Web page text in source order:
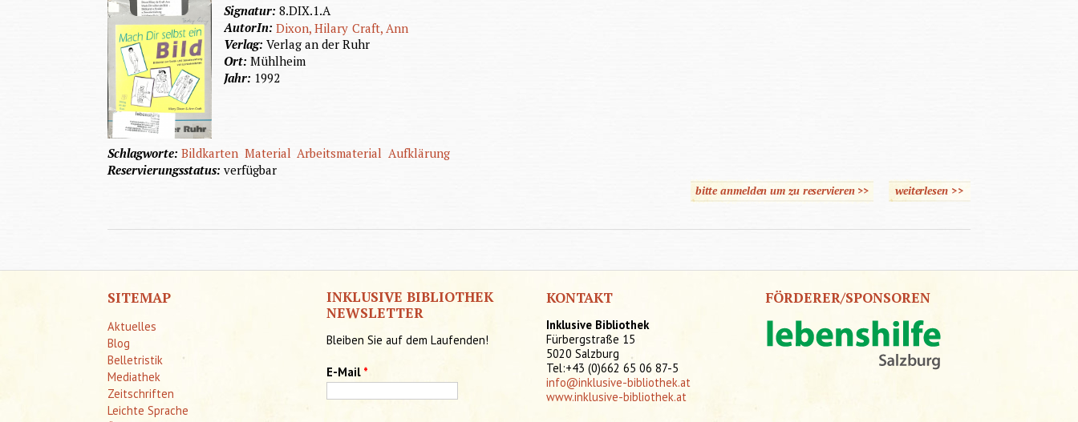
Signatur:8.DIX.1.A
AutorIn:Dixon, Hilary Craft, Ann
Verlag:Verlag an der Ruhr
Ort:Mühlheim
Jahr: 1992
Schlagworte:Bildkarten Material Arbeitsmaterial Aufklärung
Reservierungsstatus:verfügbar
bitte anmelden um zu reservieren >> weiterlesen über Mach Dir selbst ein
>>
SITEMAP
Aktuelles
Blog
Belletristik
Mediathek
Zeitschriften
Leichte Sprache
INKLUSIVE BIBLIOTHEK
NEWSLETTER
Bleiben Sie auf dem Laufenden!
E-Mail *
KONTAKT
Inklusive Bibliothek
Fürbergstraße 15
5020 Salzburg
Tel:+43 (0)662 65 06 87-5
info@inklusive-bibliothek.at
www.inklusive-bibliothek.at
FÖRDERER/SPONSOREN